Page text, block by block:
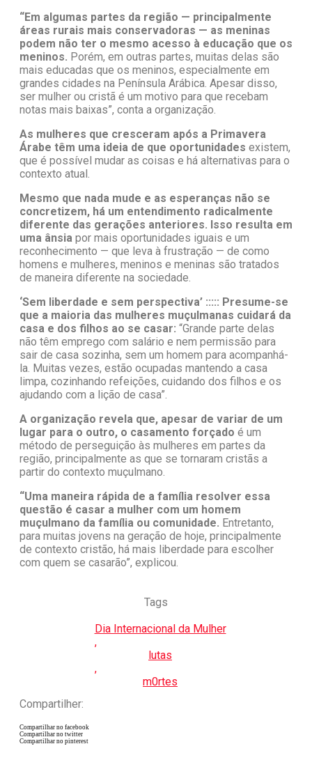
“Em algumas partes da região — principalmente
áreas rurais mais conservadoras — as meninas
podem não ter o mesmo acesso à educação que os
meninos. Porém, em outras partes, muitas delas são
mais educadas que os meninos, especialmente em
grandes cidades na Península Arábica. Apesar disso,
ser mulher ou cristã é um motivo para que recebam
notas mais baixas”, conta a organização.
As mulheres que cresceram após a Primavera
Árabe têm uma ideia de que oportunidades existem,
que é possível mudar as coisas e há alternativas para o
contexto atual.
Mesmo que nada mude e as esperanças não se
concretizem, há um entendimento radicalmente
diferente das gerações anteriores. Isso resulta em
uma ânsia por mais oportunidades iguais e um
reconhecimento — que leva à frustração — de como
homens e mulheres, meninos e meninas são tratados
de maneira diferente na sociedade.
‘Sem liberdade e sem perspectiva’ ::::: Presume-se
que a maioria das mulheres muçulmanas cuidará da
casa e dos filhos ao se casar: “Grande parte delas
não têm emprego com salário e nem permissão para
sair de casa sozinha, sem um homem para acompanhá-
la. Muitas vezes, estão ocupadas mantendo a casa
limpa, cozinhando refeições, cuidando dos filhos e os
ajudando com a lição de casa”.
A organização revela que, apesar de variar de um
lugar para o outro, o casamento forçado é um
método de perseguição às mulheres em partes da
região, principalmente as que se tornaram cristãs a
partir do contexto muçulmano.
“Uma maneira rápida de a família resolver essa
questão é casar a mulher com um homem
muçulmano da família ou comunidade. Entretanto,
para muitas jovens na geração de hoje, principalmente
de contexto cristão, há mais liberdade para escolher
com quem se casarão”, explicou.
Tags
Dia Internacional da Mulher
,
lutas
,
m0rtes
Compartilher:
Compartilhar no facebook
Compartilhar no twitter
Compartilhar no pinterest